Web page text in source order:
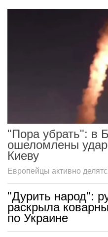
"Пора убрать": в
ошеломлены
Киеву
Европейцы активно
"Дурить народ":
раскрыла
по Украине